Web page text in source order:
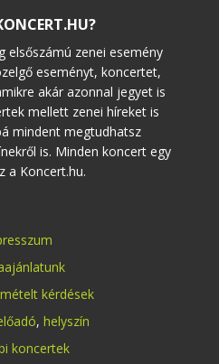
elsőszámú zenei esemény
eseményt, koncertet,
akár azonnal jegyet is
mellett zenei híreket is
mindent megtudhatsz
is. Minden koncert egy
a Koncert.hu.
kérdések
, helyszín
koncertek